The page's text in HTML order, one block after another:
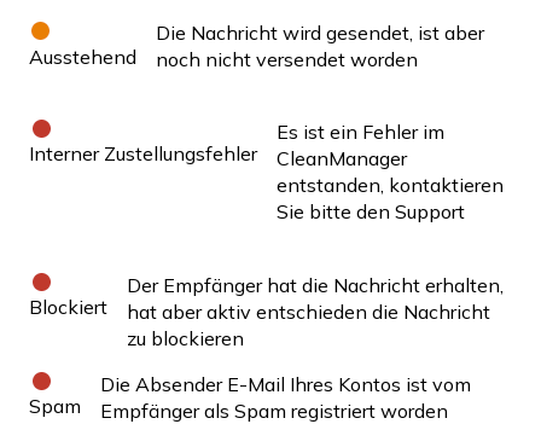
Ausstehend
Die Nachricht wird gesendet, ist aber
noch nicht versendet worden
Interner Zustellungsfehler
Es ist ein Fehler im
CleanManager
entstanden, kontaktieren
Sie bitte den Support
Blockiert
Der Empfänger hat die Nachricht erhalten,
hat aber aktiv entschieden die Nachricht
zu blockieren
Spam
Die Absender E-Mail Ihres Kontos ist vom
Empfänger als Spam registriert worden